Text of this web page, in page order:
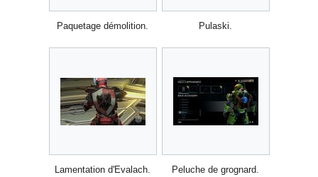
Paquetage démolition. Pulaski.
Lamentation d'Evalach. Peluche de grognard.